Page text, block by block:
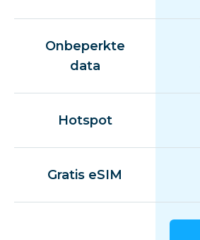
Onbeperkte
data
Hotspot
Gratis eSIM